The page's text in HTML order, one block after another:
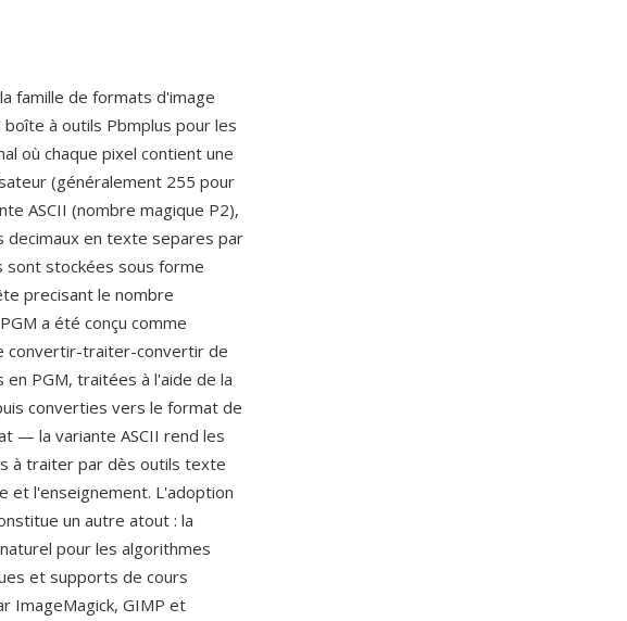
famille de formats d'image
à outils Pbmplus pour les
où chaque pixel contient une
(généralement 255 pour
ASCII (nombre magique P2),
en texte separes par
sont stockées sous forme
precisant le nombre
a été conçu comme
convertir-traiter-convertir de
PGM, traitées à l'aide de la
converties vers le format de
— la variante ASCII rend les
à traiter par dès outils texte
et l'enseignement. L'adoption
un autre atout : la
pour les algorithmes
et supports de cours
ImageMagick, GIMP et